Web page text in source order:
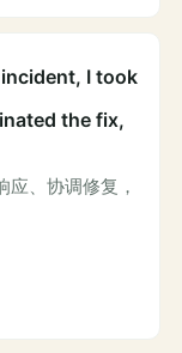
I took
the fix,
、协调修复，